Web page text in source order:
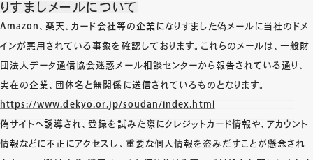
りすましメールについて
Amazon、楽天、カード会社等の企業になりすました偽メールに当社のドメ
インが悪用されている事象を確認しております。これらのメールは、一般財
団法人データ通信協会迷惑メール相談センターから報告されている通り、
実在の企業、団体名と無関係に送信されているものとなります。
https://www.dekyo.or.jp/soudan/index.html
偽サイトへ誘導され、登録を試みた際にクレジットカード情報や、アカウント
情報などに不正にアクセスし、重要な個人情報を盗みだすことが懸念され